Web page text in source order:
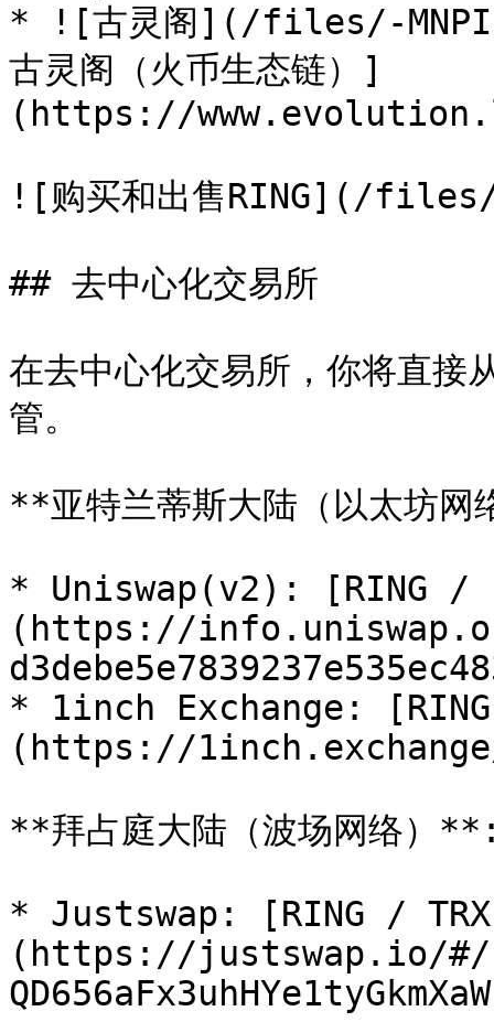
* ![古灵阁](/files/-
古灵阁（火币生态链）]
(https://
![购买和出售RING](/
## 去中心化交易所
在去中心化交易所，你将直接
管。
**亚特兰蒂斯大陆（以太坊
* Uniswap(v2): [RING /
(https://
* 1inch Exchange:
(https://
**拜占庭大陆（波场网络）
* Justswap: [RING /
(https://justswap.io/#/